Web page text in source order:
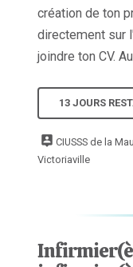
création de ton
directement sur
joindre ton CV.
13 JOURS
CIUSSS de la
Victoriaville